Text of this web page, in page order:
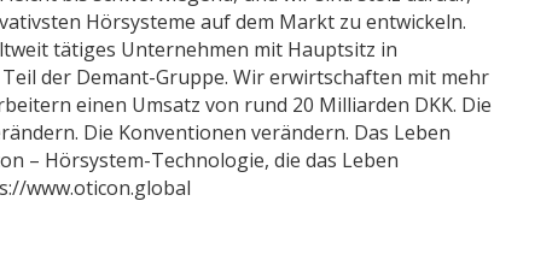
Hörsysteme auf dem Markt zu entwickeln.
tätiges Unternehmen mit Hauptsitz in
der Demant-Gruppe. Wir erwirtschaften mit mehr
einen Umsatz von rund 20 Milliarden DKK. Die
Die Konventionen verändern. Das Leben
– Hörsystem-Technologie, die das Leben
www.oticon.global